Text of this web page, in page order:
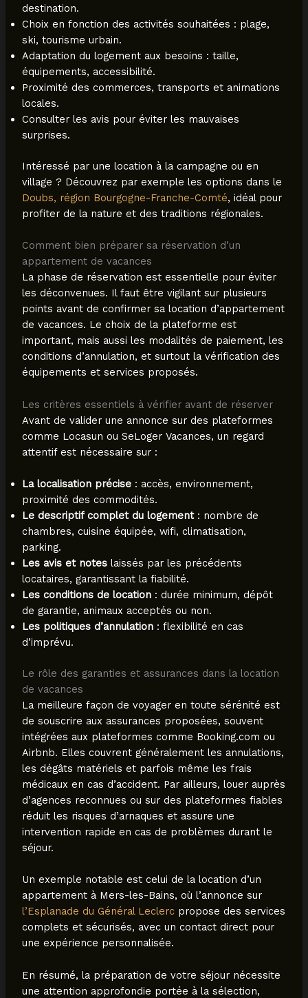
destination.
Choix en fonction des activités souhaitées : plage,
ski, tourisme urbain.
Adaptation du logement aux besoins : taille,
équipements, accessibilité.
Proximité des commerces, transports et animations
locales.
Consulter les avis pour éviter les mauvaises
surprises.
Intéressé par une location à la campagne ou en
village ? Découvrez par exemple les options dans le
Doubs, région Bourgogne-Franche-Comté, idéal pour
profiter de la nature et des traditions régionales.
Comment bien préparer sa réservation d’un
appartement de vacances
La phase de réservation est essentielle pour éviter
les déconvenues. Il faut être vigilant sur plusieurs
points avant de confirmer sa location d’appartement
de vacances. Le choix de la plateforme est
important, mais aussi les modalités de paiement, les
conditions d’annulation, et surtout la vérification des
équipements et services proposés.
Les critères essentiels à vérifier avant de réserver
Avant de valider une annonce sur des plateformes
comme Locasun ou SeLoger Vacances, un regard
attentif est nécessaire sur :
La localisation précise: accès, environnement,
proximité des commodités.
Le descriptif complet du logement: nombre de
chambres, cuisine équipée, wifi, climatisation,
parking.
Les avis et noteslaissés par les précédents
locataires, garantissant la fiabilité.
Les conditions de location: durée minimum, dépôt
de garantie, animaux acceptés ou non.
Les politiques d’annulation: flexibilité en cas
d’imprévu.
Le rôle des garanties et assurances dans la location
de vacances
La meilleure façon de voyager en toute sérénité est
de souscrire aux assurances proposées, souvent
intégrées aux plateformes comme Booking.com ou
Airbnb. Elles couvrent généralement les annulations,
les dégâts matériels et parfois même les frais
médicaux en cas d’accident. Par ailleurs, louer auprès
d’agences reconnues ou sur des plateformes fiables
réduit les risques d’arnaques et assure une
intervention rapide en cas de problèmes durant le
séjour.
Un exemple notable est celui de la location d’un
appartement à Mers-les-Bains, où l’annonce sur
l’Esplanade du Général Leclercpropose des services
complets et sécurisés, avec un contact direct pour
une expérience personnalisée.
En résumé, la préparation de votre séjour nécessite
une attention approfondie portée à la sélection,